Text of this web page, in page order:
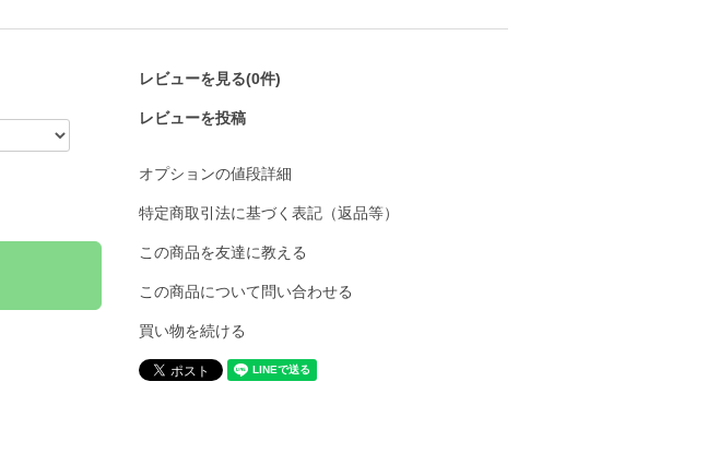
レビューを見る(0件)
レビューを投稿
オプションの値段詳細
特定商取引法に基づく表記（返品等）
この商品を友達に教える
この商品について問い合わせる
買い物を続ける